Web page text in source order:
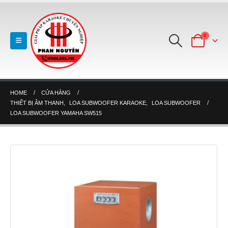
0
HOME
CỬA HÀNG
THIẾT BỊ ÂM THANH
LOA SUBWOOFER KARAOKE
LOA SUBWOOFER
LOA SUBWOOFER YAMAHA SW515